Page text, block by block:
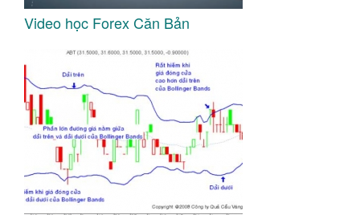
Video học Forex Căn Bản